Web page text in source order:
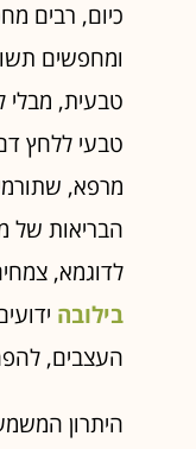
כיום, רבים
ומחפשים
טבעית, מבלי
טבעי ללחץ
מרפא,
הבריאות של
לדוגמא,
בילובה
העצבים,
היתרון